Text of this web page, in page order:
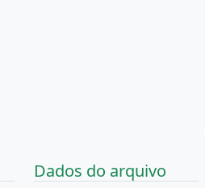
Dados do arquivo